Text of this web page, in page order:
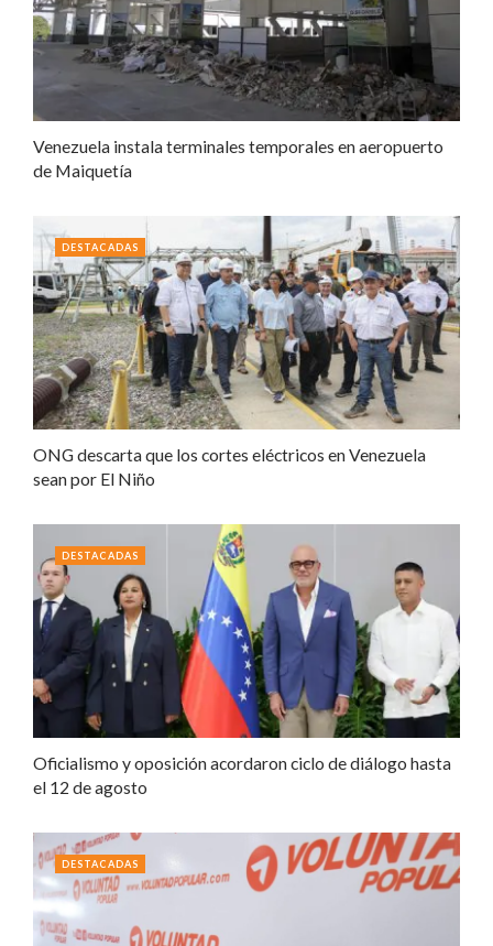
Venezuela instala terminales temporales en aeropuerto
de Maiquetía
ONG descarta que los cortes eléctricos en Venezuela
sean por El Niño
DESTACADAS
Oficialismo y oposición acordaron ciclo de diálogo hasta
el 12 de agosto
DESTACADAS
DESTACADAS